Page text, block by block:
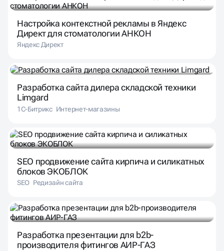
Настройка контекстной рекламы в Яндекс
Директ для стоматологии АНКОН
Яндекс Директ
Разработка сайта дилера складской техники
Limgard
1С-Битрикс Интернет-магазины
SEO продвижение сайта кирпича и силикатных
блоков ЭКОБЛОК
SEO Редизайн сайта
Разработка презентации для b2b-
производителя фитингов АИР-ГАЗ